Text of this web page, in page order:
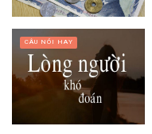
CÂU NÓI HAY